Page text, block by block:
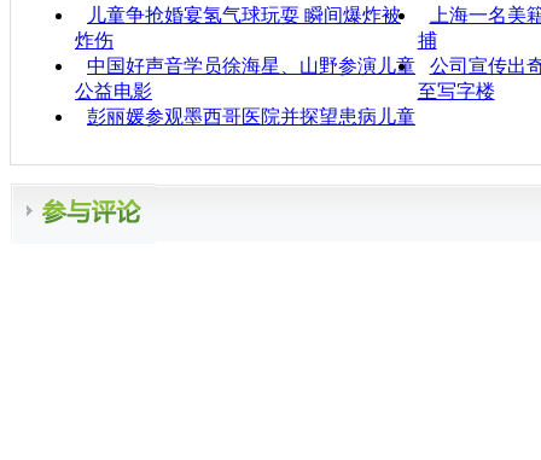
儿童争抢婚宴氢气球玩耍 瞬间爆炸被
炸伤
上海一名美
捕
中国好声音学员徐海星、山野参演儿童
公益电影
公司宣传出
至写字楼
彭丽媛参观墨西哥医院并探望患病儿童